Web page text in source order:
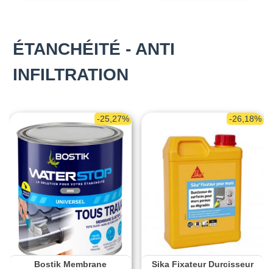
ÉTANCHÉITÉ - ANTI
INFILTRATION
-25,27%
Bostik Membrane
-26,18%
Sika Fixateur Durcisseur